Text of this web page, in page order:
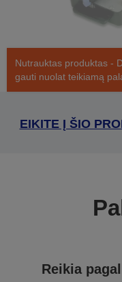
Nutrauktas produktas -
gauti nuolat teikiamą
EIKITE Į ŠIO
Reikia